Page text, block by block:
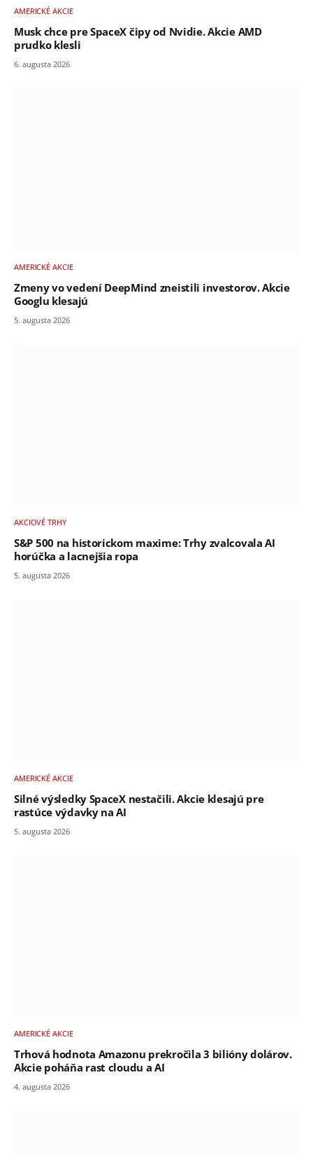
AMERICKÉ AKCIE
Musk chce pre SpaceX čipy od Nvidie. Akcie AMD
prudko klesli
6. augusta 2026
AMERICKÉ AKCIE
Zmeny vo vedení DeepMind zneistili investorov. Akcie
Googlu klesajú
5. augusta 2026
AKCIOVÉ TRHY
S&P 500 na historickom maxime: Trhy zvalcovala AI
horúčka a lacnejšia ropa
5. augusta 2026
AMERICKÉ AKCIE
Silné výsledky SpaceX nestačili. Akcie klesajú pre
rastúce výdavky na AI
5. augusta 2026
AMERICKÉ AKCIE
Trhová hodnota Amazonu prekročila 3 bilióny dolárov.
Akcie poháňa rast cloudu a AI
4. augusta 2026